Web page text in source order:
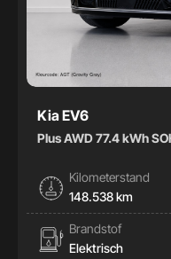
Kia EV6
Plus AWD 77.4 kWh
Kilometerstand
148.538 km
Brandstof
Elektrisch